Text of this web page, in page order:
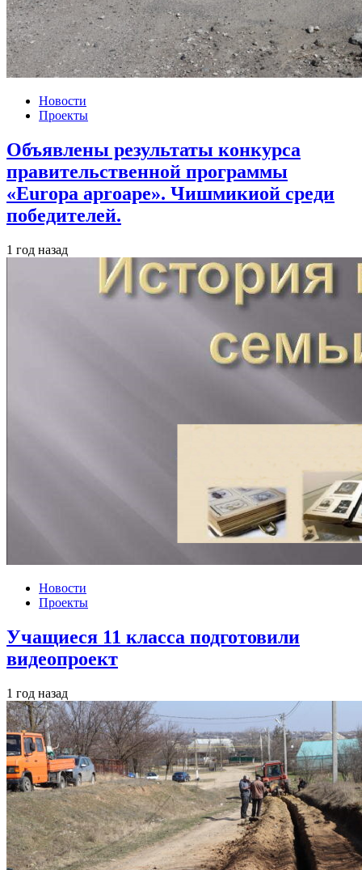
Новости
Проекты
Объявлены результаты конкурса
правительственной программы
«Europa aproape». Чишмикиой среди
победителей.
1 год назад
Новости
Проекты
Учащиеся 11 класса подготовили
видеопроект
1 год назад